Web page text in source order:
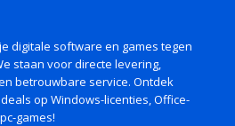
digitale software en games tegen
staan voor directe levering,
betrouwbare service. Ontdek
op Windows-licenties, Office-
games!